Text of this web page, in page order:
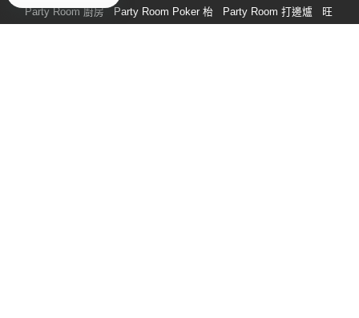
Party Room 廚房
Party Room Poker 枱 Party Room 打邊爐
旺